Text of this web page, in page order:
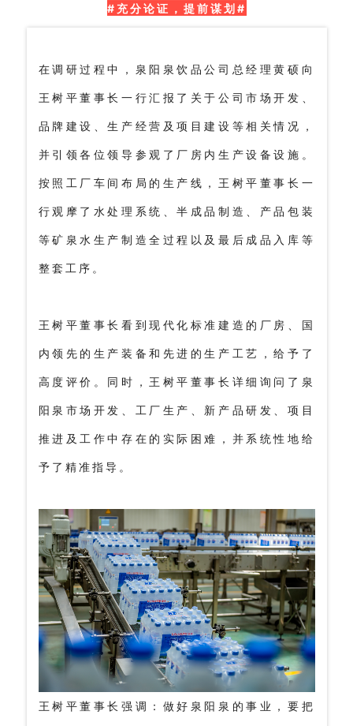
#充分论证，提前谋划#
在调研过程中，泉阳泉饮品公司总经理黄硕向
王树平董事长一行汇报了关于公司市场开发、
品牌建设、生产经营及项目建设等相关情况，
并引领各位领导参观了厂房内生产设备设施。
按照工厂车间布局的生产线，王树平董事长一
行观摩了水处理系统、半成品制造、产品包装
等矿泉水生产制造全过程以及最后成品入库等
整套工序。
王树平董事长看到现代化标准建造的厂房、国
内领先的生产装备和先进的生产工艺，给予了
高度评价。同时，王树平董事长详细询问了泉
阳泉市场开发、工厂生产、新产品研发、项目
推进及工作中存在的实际困难，并系统性地给
予了精准指导。
王树平董事长强调： 做好泉阳泉的事业，要把